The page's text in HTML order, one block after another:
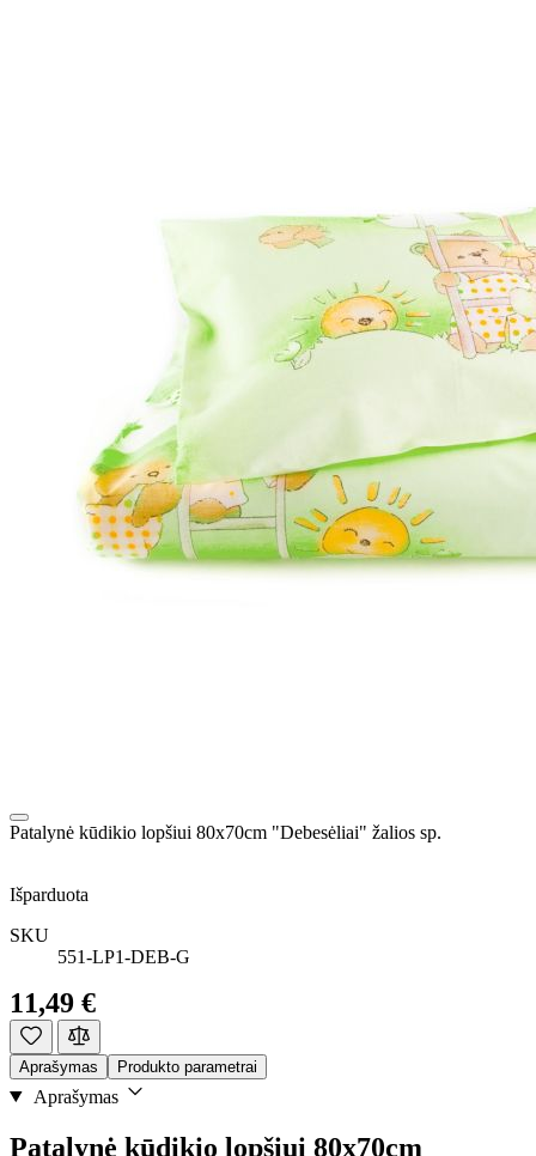
Patalynė kūdikio lopšiui 80x70cm "Debesėliai" žalios sp.
Išparduota
SKU
551-LP1-DEB-G
11,49 €
Aprašymas Produkto parametrai
Aprašymas
Patalynė kūdikio lopšiui 80x70cm